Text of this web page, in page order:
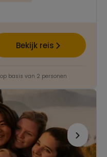
Bekijk reis
basis van 2 personen